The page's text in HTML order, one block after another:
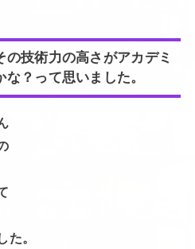
技術力の高さがアカデミ
？って思いました。
た。